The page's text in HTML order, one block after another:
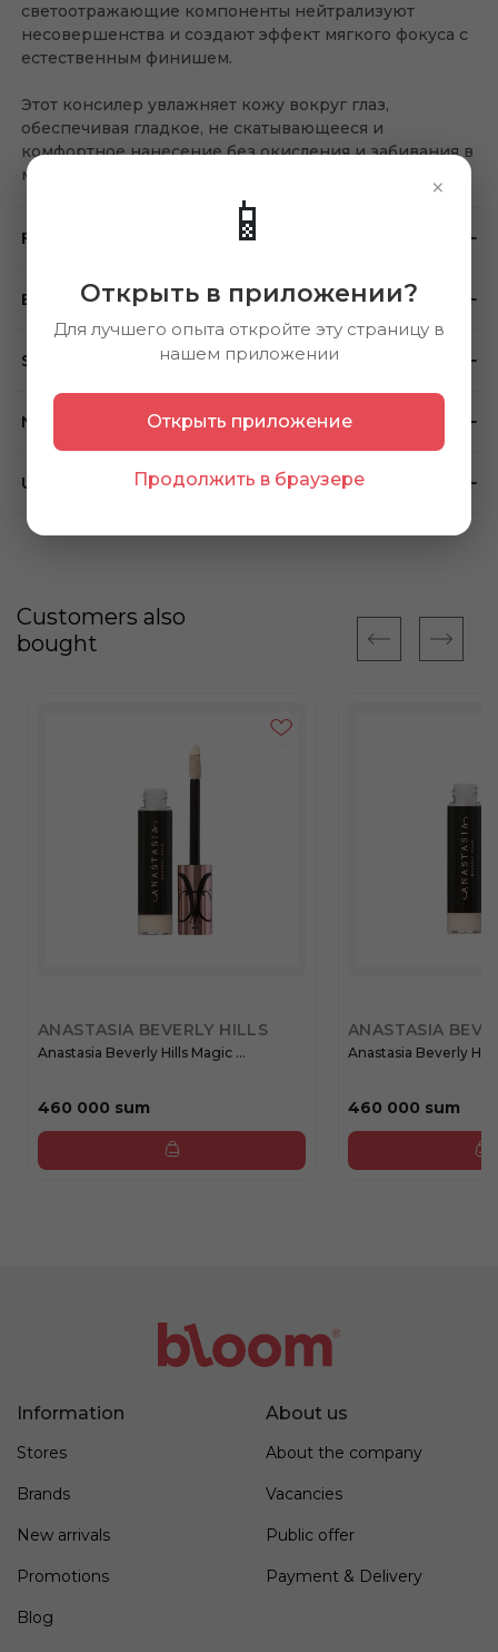
×
📱
Открыть в приложении?
Для лучшего опыта откройте эту страницу в
нашем приложении
Открыть приложение
Продолжить в браузере
светоотражающие компоненты нейтрализуют
несовершенства и создают эффект мягкого фокуса с
естественным финишем.
Этот консилер увлажняет кожу вокруг глаз,
обеспечивая гладкое, не скатывающееся и
комфортное нанесение без окисления и забивания в
мелкие морщинки.
Feedback
Brand
Store availability
Note
Using method
Customers also
bought
ANASTASIA BEVERLY HILLS
Anastasia Beverly Hills Magic ...
460 000 sum
ANASTASIA
Anastasia Beverly
460 000 sum
Information
Stores
Brands
New arrivals
Promotions
Blog
About us
About the company
Vacancies
Public offer
Payment & Delivery